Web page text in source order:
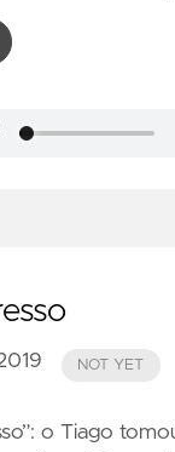
NOT YET
o Tiago